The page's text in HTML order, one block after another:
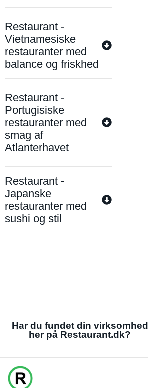
Restaurant -
Vietnamesiske
restauranter med
balance og friskhed
Restaurant -
Portugisiske
restauranter med
smag af
Atlanterhavet
Restaurant -
Japanske
restauranter med
sushi og stil
Har du fundet din virksomhed
her på Restaurant.dk?